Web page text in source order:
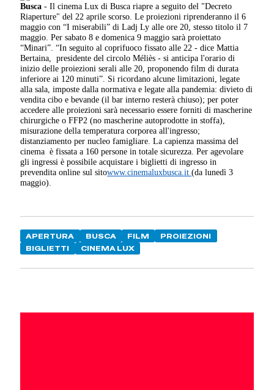
Busca - Il cinema Lux di Busca riapre a seguito del "Decreto
Riaperture" del 22 aprile scorso. Le proiezioni riprenderanno il 6
maggio con “I miserabili” di Ladj Ly alle ore 20, stesso titolo il 7
maggio. Per sabato 8 e domenica 9 maggio sarà proiettato
“Minari”. “In seguito al coprifuoco fissato alle 22 - dice Mattia
Bertaina, presidente del circolo Méliès - si anticipa l'orario di
inizio delle proiezioni serali alle 20, proponendo film di durata
inferiore ai 120 minuti”. Si ricordano alcune limitazioni, legate
alla sala, imposte dalla normativa e legate alla pandemia: divieto di
vendita cibo e bevande (il bar interno resterà chiuso); per poter
accedere alle proiezioni sarà necessario essere forniti di mascherine
chirurgiche o FFP2 (no mascherine autoprodotte in stoffa),
misurazione della temperatura corporea all'ingresso;
distanziamento per nucleo famigliare. La capienza massima del
cinema è fissata a 160 persone in totale sicurezza. Per agevolare
gli ingressi è possibile acquistare i biglietti di ingresso in
prevendita online sul sitowww.cinemaluxbusca.it(da lunedì 3
maggio).
APERTURA BUSCA FILM
PROIEZIONI
BIGLIETTI
CINEMA LUX